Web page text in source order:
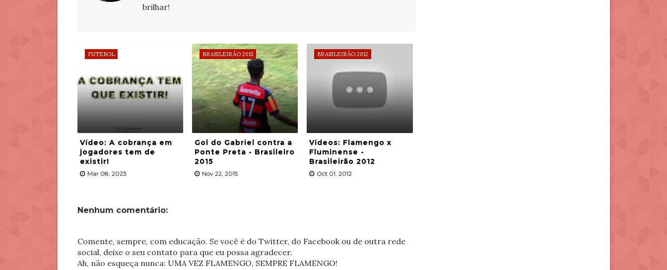
brilhar!
FUTEBOL
Vídeo: A cobrança em
jogadores tem de
existir!
Mar 08, 2023
BRASILEIRÃO 2015
Gol do Gabriel contra a
Ponte Preta - Brasileiro
2015
Nov 22, 2015
BRASILEIRÃO 2012
Vídeos: Flamengo x
Fluminense -
Brasileirão 2012
Oct 01, 2012
Nenhum comentário:
Comente, sempre, com educação. Se você é do Twitter, do Facebook ou de outra rede
social, deixe o seu contato para que eu possa agradecer.
Ah, não esqueça nunca: UMA VEZ FLAMENGO, SEMPRE FLAMENGO!